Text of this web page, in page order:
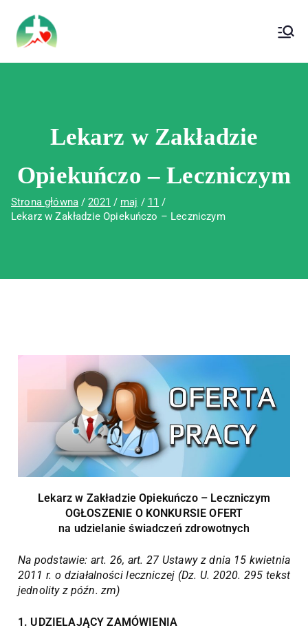
Wojewódzki Szpital Specjalistyczny im.
Św. Rafała w Czerwonej Górze
Lekarz w Zakładzie
Opiekuńczo – Leczniczym
Strona główna 2021 maj
11
Lekarz w Zakładzie Opiekuńczo – Leczniczym
Lekarz w Zakładzie Opiekuńczo – Leczniczym
OGŁOSZENIE O KONKURSIE OFERT
na udzielanie świadczeń zdrowotnych
Na podstawie: art. 26, art. 27 Ustawy z dnia 15 kwietnia
2011 r. o działalności leczniczej (Dz. U. 2020. 295 tekst
jednolity z późn. zm)
1. UDZIELAJĄCY ZAMÓWIENIA